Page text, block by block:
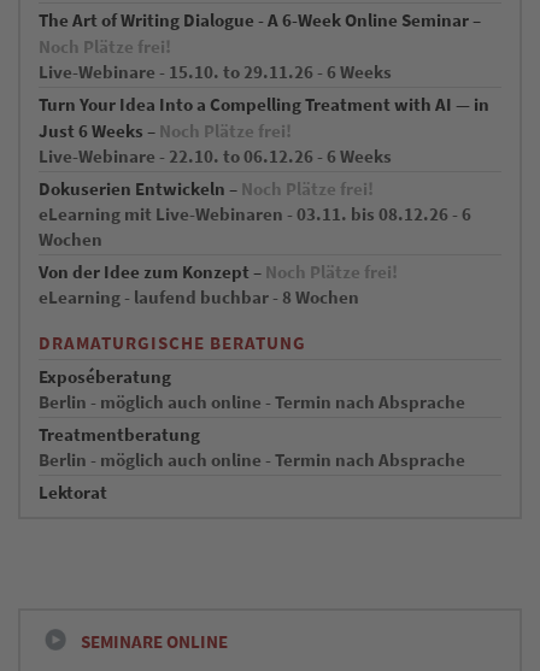
The Art of Writing Dialogue - A 6-Week Online Seminar –
Noch Plätze frei!
Live-Webinare - 15.10. to 29.11.26 - 6 Weeks
Turn Your Idea Into a Compelling Treatment with AI — in
Just 6 Weeks – Noch Plätze frei!
Live-Webinare - 22.10. to 06.12.26 - 6 Weeks
Dokuserien Entwickeln – Noch Plätze frei!
eLearning mit Live-Webinaren - 03.11. bis 08.12.26 - 6
Wochen
Von der Idee zum Konzept – Noch Plätze frei!
eLearning - laufend buchbar - 8 Wochen
DRAMATURGISCHE BERATUNG
Exposéberatung
Berlin - möglich auch online - Termin nach Absprache
Treatmentberatung
Berlin - möglich auch online - Termin nach Absprache
Lektorat
SEMINARE ONLINE